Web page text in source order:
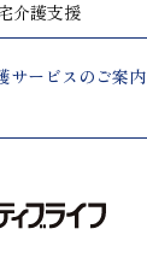
介護支援
サービスのご案内